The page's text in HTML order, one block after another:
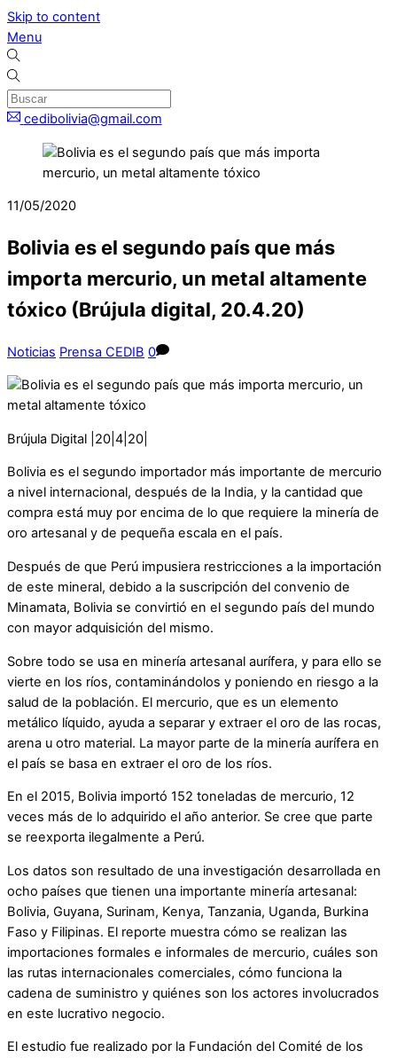
Skip to content
Menu
cedibolivia@gmail.com
11/05/2020
Bolivia es el segundo país que más
importa mercurio, un metal altamente
tóxico (Brújula digital, 20.4.20)
Noticias Prensa CEDIB 0
Brújula Digital |20|4|20|
Bolivia es el segundo importador más importante de mercurio
a nivel internacional, después de la India, y la cantidad que
compra está muy por encima de lo que requiere la minería de
oro artesanal y de pequeña escala en el país.
Después de que Perú impusiera restricciones a la importación
de este mineral, debido a la suscripción del convenio de
Minamata, Bolivia se convirtió en el segundo país del mundo
con mayor adquisición del mismo.
Sobre todo se usa en minería artesanal aurífera, y para ello se
vierte en los ríos, contaminándolos y poniendo en riesgo a la
salud de la población. El mercurio, que es un elemento
metálico líquido, ayuda a separar y extraer el oro de las rocas,
arena u otro material. La mayor parte de la minería aurífera en
el país se basa en extraer el oro de los ríos.
En el 2015, Bolivia importó 152 toneladas de mercurio, 12
veces más de lo adquirido el año anterior. Se cree que parte
se reexporta ilegalmente a Perú.
Los datos son resultado de una investigación desarrollada en
ocho países que tienen una importante minería artesanal:
Bolivia, Guyana, Surinam, Kenya, Tanzania, Uganda, Burkina
Faso y Filipinas. El reporte muestra cómo se realizan las
importaciones formales e informales de mercurio, cuáles son
las rutas internacionales comerciales, cómo funciona la
cadena de suministro y quiénes son los actores involucrados
en este lucrativo negocio.
El estudio fue realizado por la Fundación del Comité de los